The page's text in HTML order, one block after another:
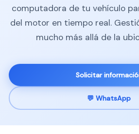
computadora de tu vehículo
del motor en tiempo real.
mucho más allá de la
Solicitar
💬 WhatsApp